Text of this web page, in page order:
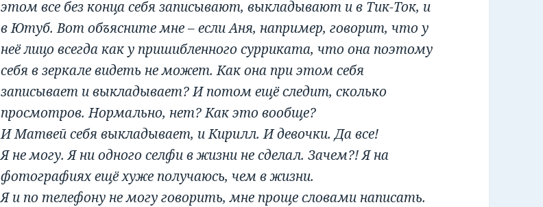
этом все без конца себя записывают, выкладывают и в Тик-Ток, и
в Ютуб. Вот объясните мне – если Аня, например, говорит, что у
неё лицо всегда как у пришибленного сурриката, что она поэтому
себя в зеркале видеть не может. Как она при этом себя
записывает и выкладывает? И потом ещё следит, сколько
просмотров. Нормально, нет? Как это вообще?
И Матвей себя выкладывает, и Кирилл. И девочки. Да все!
Я не могу. Я ни одного селфи в жизни не сделал. Зачем?! Я на
фотографиях ещё хуже получаюсь, чем в жизни.
Я и по телефону не могу говорить, мне проще словами написать.